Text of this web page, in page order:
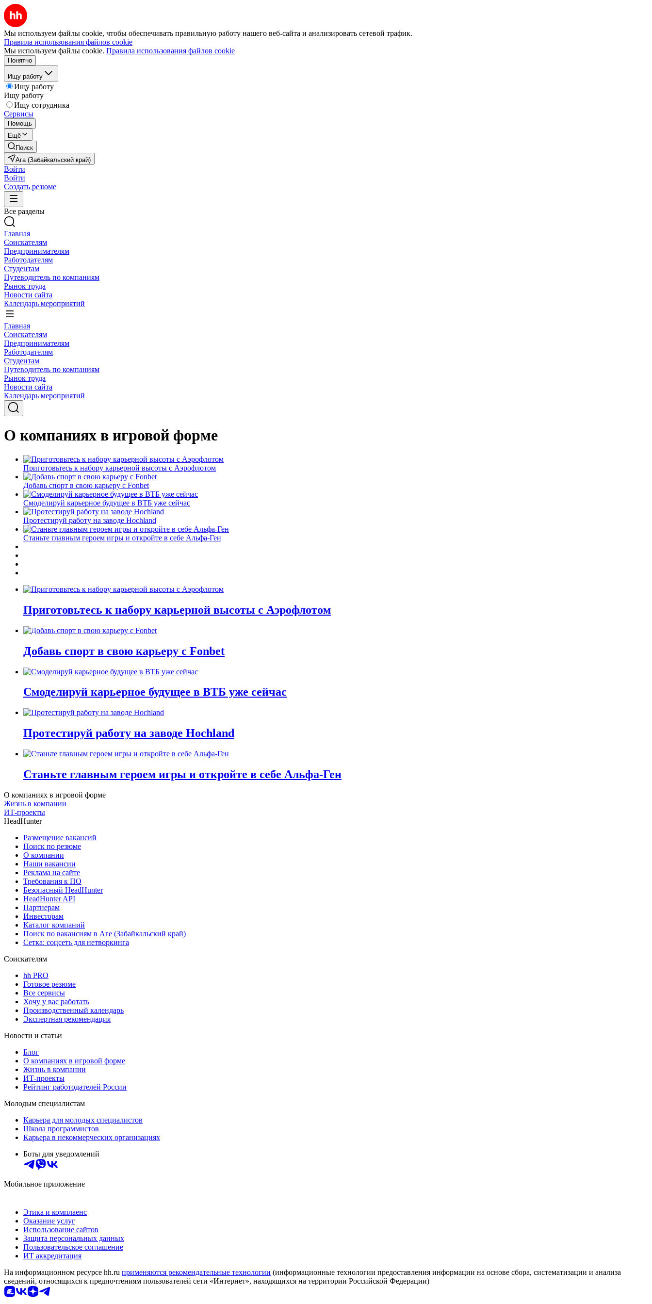
Мы используем файлы cookie, чтобы обеспечивать правильную работу нашего веб-сайта и анализировать сетевой трафик.
Правила использования файлов cookie
Мы используем файлы cookie. Правила использования файлов cookie
Понятно
Ищу работу
Ищу работу
Ищу работу
Ищу сотрудника
Сервисы
Помощь
Ещё
Поиск
Ага (Забайкальский край)
Войти
Войти
Создать резюме
Все разделы
Главная
Соискателям
Предпринимателям
Работодателям
Студентам
Путеводитель по компаниям
Рынок труда
Новости сайта
Календарь мероприятий
Главная
Соискателям
Предпринимателям
Работодателям
Студентам
Путеводитель по компаниям
Рынок труда
Новости сайта
Календарь мероприятий
О компаниях в игровой форме
Приготовьтесь к набору карьерной высоты с Аэрофлотом
Добавь спорт в свою карьеру с Fonbet
Смоделируй карьерное будущее в ВТБ уже сейчас
Протестируй работу на заводе Hochland
Станьте главным героем игры и откройте в себе Альфа-Ген
Приготовьтесь к набору карьерной высоты с Аэрофлотом
Добавь спорт в свою карьеру с Fonbet
Смоделируй карьерное будущее в ВТБ уже сейчас
Протестируй работу на заводе Hochland
Станьте главным героем игры и откройте в себе Альфа-Ген
О компаниях в игровой форме
Жизнь в компании
ИТ-проекты
HeadHunter
Размещение вакансий
Поиск по резюме
О компании
Наши вакансии
Реклама на сайте
Требования к ПО
Безопасный HeadHunter
HeadHunter API
Партнерам
Инвесторам
Каталог компаний
Поиск по вакансиям в Аге (Забайкальский край)
Сетка: соцсеть для нетворкинга
Соискателям
hh PRO
Готовое резюме
Все сервисы
Хочу у вас работать
Производственный календарь
Экспертная рекомендация
Новости и статьи
Блог
О компаниях в игровой форме
Жизнь в компании
ИТ-проекты
Рейтинг работодателей России
Молодым специалистам
Карьера для молодых специалистов
Школа программистов
Карьера в некоммерческих организациях
Боты для уведомлений
Мобильное приложение
Этика и комплаенс
Оказание услуг
Использование сайтов
Защита персональных данных
Пользовательское соглашение
ИТ аккредитация
На информационном ресурсе hh.ru применяются рекомендательные технологии (информационные технологии предоставления информации на основе сбора, систематизации и анализа
сведений, относящихся к предпочтениям пользователей сети «Интернет», находящихся на территории Российской Федерации)